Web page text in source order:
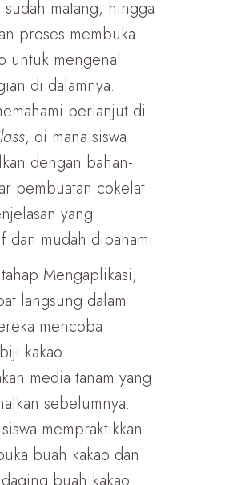
matang, hingga
proses membuka
untuk mengenal
di dalamnya.
berlanjut di
, di mana siswa
dengan bahan-
pembuatan cokelat
yang
dan mudah dipahami.
Mengaplikasi,
langsung dalam
mencoba
kakao
media tanam yang
sebelumnya.
mempraktikkan
buah kakao dan